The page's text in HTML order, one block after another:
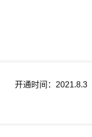
开通时间： 2021.8.3